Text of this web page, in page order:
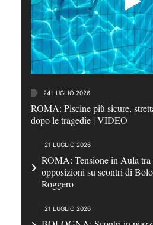
24 LUGLIO 2026
ROMA: Piscine più sicure,
dopo le tragedie | VIDEO
21 LUGLIO 2026
ROMA: Tensione in Aula tra
opposizioni su scontri di
Roggero
21 LUGLIO 2026